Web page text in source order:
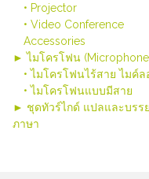
• Projector
• Video Conference
Accessories
► ไมโครโฟน
• ไมโครโฟนไร้สาย ไมค์ล
• ไมโครโฟนแบบมีสาย
► ชุดทัวร์ไกด์ แปลและบรร
ภาษา